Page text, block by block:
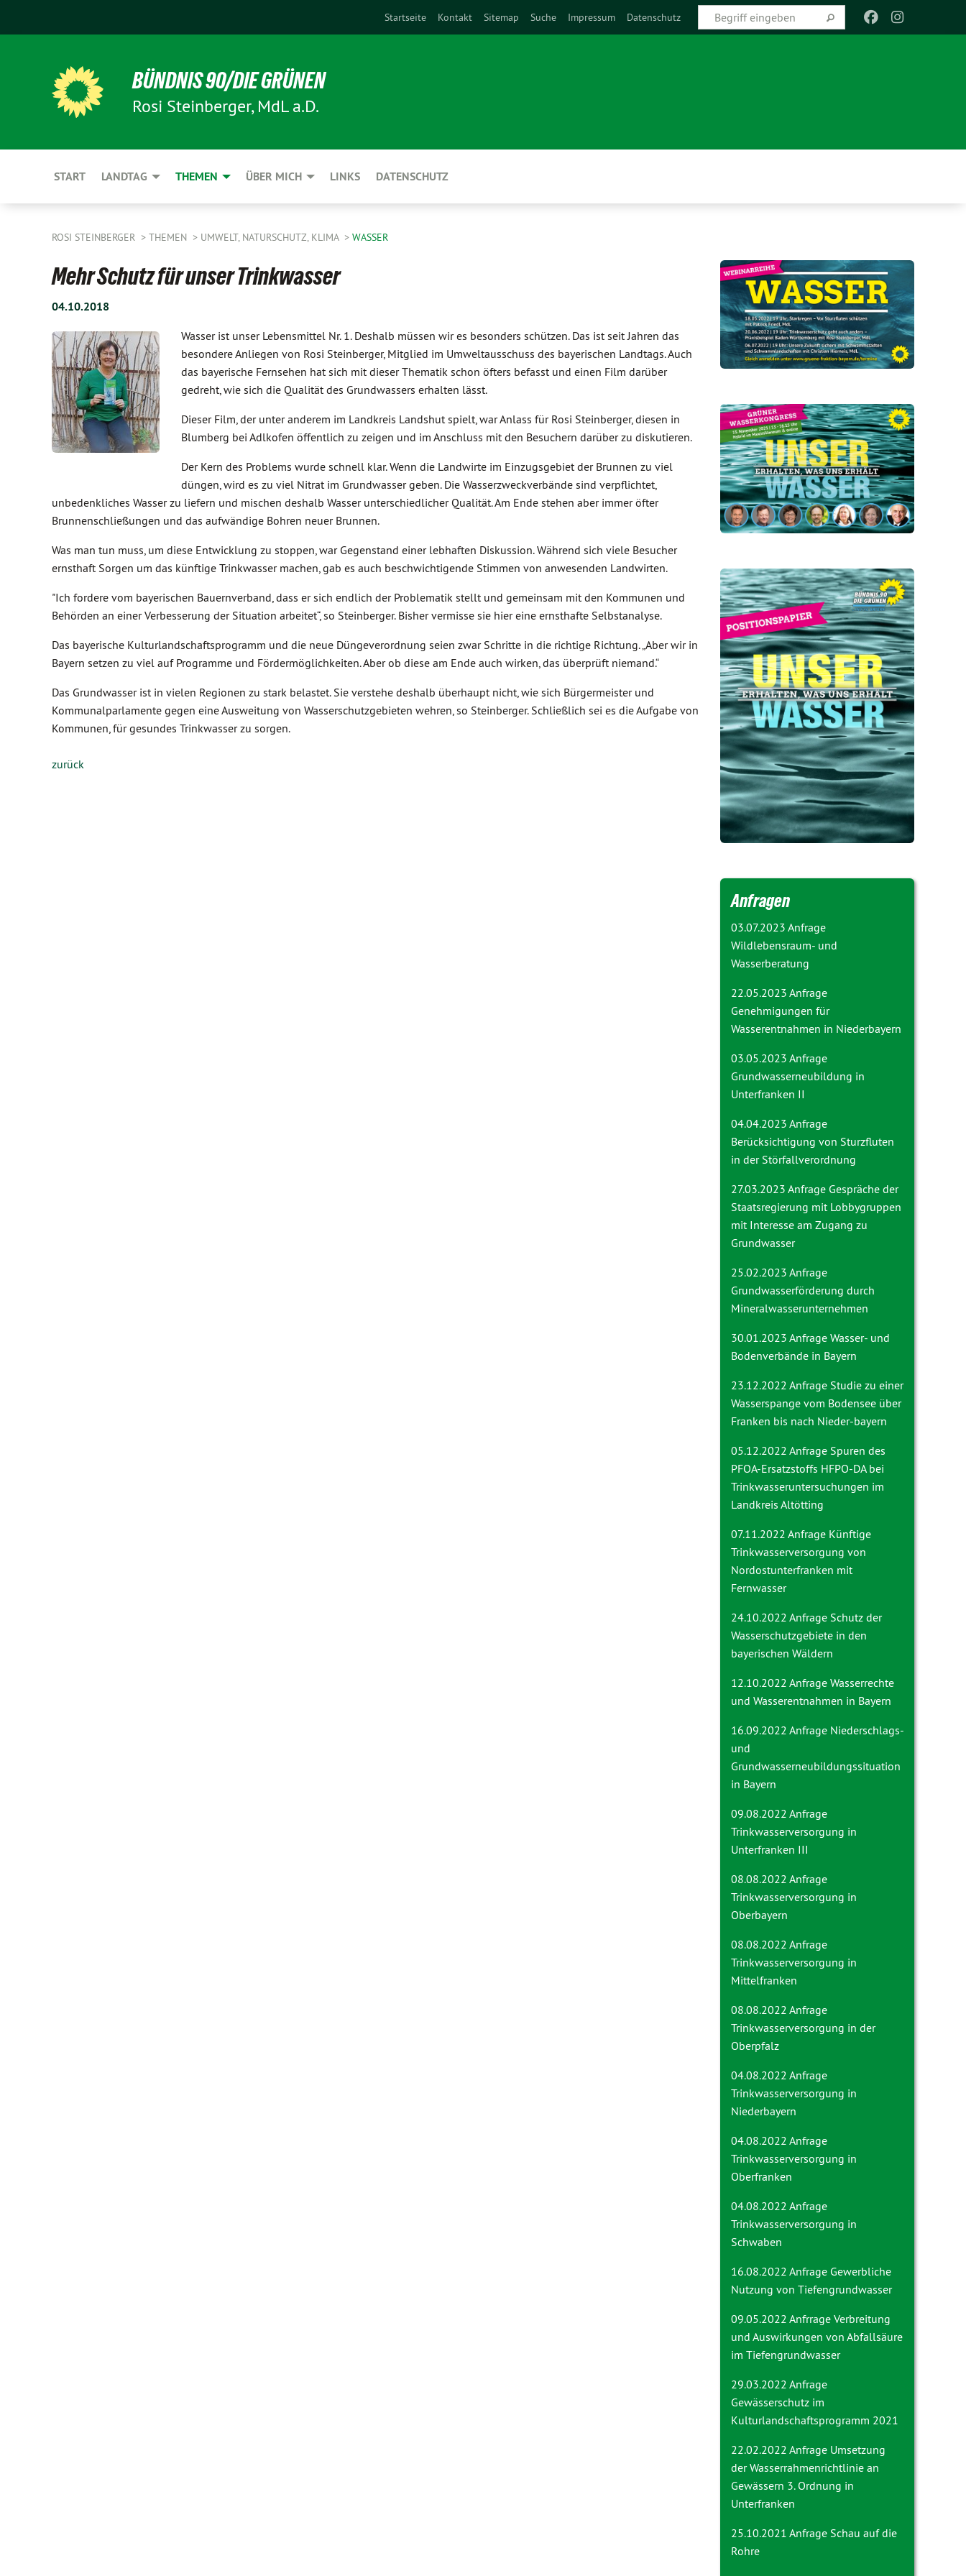
Startseite Kontakt Sitemap Suche Impressum Datenschutz
BÜNDNIS 90/DIE GRÜNEN
Rosi Steinberger, MdL a.D.
START LANDTAG THEMEN ÜBER MICH LINKS DATENSCHUTZ
ROSI STEINBERGER THEMEN UMWELT, NATURSCHUTZ, KLIMA WASSER
Mehr Schutz für unser Trinkwasser
04.10.2018
Wasser ist unser Lebensmittel Nr. 1. Deshalb müssen wir es besonders schützen. Das ist seit Jahren das
besondere Anliegen von Rosi Steinberger, Mitglied im Umweltausschuss des bayerischen Landtags. Auch
das bayerische Fernsehen hat sich mit dieser Thematik schon öfters befasst und einen Film darüber
gedreht, wie sich die Qualität des Grundwassers erhalten lässt.
Dieser Film, der unter anderem im Landkreis Landshut spielt, war Anlass für Rosi Steinberger, diesen in
Blumberg bei Adlkofen öffentlich zu zeigen und im Anschluss mit den Besuchern darüber zu diskutieren.
Der Kern des Problems wurde schnell klar. Wenn die Landwirte im Einzugsgebiet der Brunnen zu viel
düngen, wird es zu viel Nitrat im Grundwasser geben. Die Wasserzweckverbände sind verpflichtet,
unbedenkliches Wasser zu liefern und mischen deshalb Wasser unterschiedlicher Qualität. Am Ende stehen aber immer öfter
Brunnenschließungen und das aufwändige Bohren neuer Brunnen.
Was man tun muss, um diese Entwicklung zu stoppen, war Gegenstand einer lebhaften Diskussion. Während sich viele Besucher
ernsthaft Sorgen um das künftige Trinkwasser machen, gab es auch beschwichtigende Stimmen von anwesenden Landwirten.
"Ich fordere vom bayerischen Bauernverband, dass er sich endlich der Problematik stellt und gemeinsam mit den Kommunen und
Behörden an einer Verbesserung der Situation arbeitet“, so Steinberger. Bisher vermisse sie hier eine ernsthafte Selbstanalyse.
Das bayerische Kulturlandschaftsprogramm und die neue Düngeverordnung seien zwar Schritte in die richtige Richtung. „Aber wir in
Bayern setzen zu viel auf Programme und Fördermöglichkeiten. Aber ob diese am Ende auch wirken, das überprüft niemand.“
Das Grundwasser ist in vielen Regionen zu stark belastet. Sie verstehe deshalb überhaupt nicht, wie sich Bürgermeister und
Kommunalparlamente gegen eine Ausweitung von Wasserschutzgebieten wehren, so Steinberger. Schließlich sei es die Aufgabe von
Kommunen, für gesundes Trinkwasser zu sorgen.
zurück
Anfragen
03.07.2023 Anfrage
Wildlebensraum- und
Wasserberatung
22.05.2023 Anfrage
Genehmigungen für
Wasserentnahmen in Niederbayern
03.05.2023 Anfrage
Grundwasserneubildung in
Unterfranken II
04.04.2023 Anfrage
Berücksichtigung von Sturzfluten
in der Störfallverordnung
27.03.2023 Anfrage Gespräche der
Staatsregierung mit Lobbygruppen
mit Interesse am Zugang zu
Grundwasser
25.02.2023 Anfrage
Grundwasserförderung durch
Mineralwasserunternehmen
30.01.2023 Anfrage Wasser- und
Bodenverbände in Bayern
23.12.2022 Anfrage Studie zu einer
Wasserspange vom Bodensee über
Franken bis nach Nieder-bayern
05.12.2022 Anfrage Spuren des
PFOA-Ersatzstoffs HFPO-DA bei
Trinkwasseruntersuchungen im
Landkreis Altötting
07.11.2022 Anfrage Künftige
Trinkwasserversorgung von
Nordostunterfranken mit
Fernwasser
24.10.2022 Anfrage Schutz der
Wasserschutzgebiete in den
bayerischen Wäldern
12.10.2022 Anfrage Wasserrechte
und Wasserentnahmen in Bayern
16.09.2022 Anfrage Niederschlags-
und
Grundwasserneubildungssituation
in Bayern
09.08.2022 Anfrage
Trinkwasserversorgung in
Unterfranken III
08.08.2022 Anfrage
Trinkwasserversorgung in
Oberbayern
08.08.2022 Anfrage
Trinkwasserversorgung in
Mittelfranken
08.08.2022 Anfrage
Trinkwasserversorgung in der
Oberpfalz
04.08.2022 Anfrage
Trinkwasserversorgung in
Niederbayern
04.08.2022 Anfrage
Trinkwasserversorgung in
Oberfranken
04.08.2022 Anfrage
Trinkwasserversorgung in
Schwaben
16.08.2022 Anfrage Gewerbliche
Nutzung von Tiefengrundwasser
09.05.2022 Anfrrage Verbreitung
und Auswirkungen von Abfallsäure
im Tiefengrundwasser
29.03.2022 Anfrage
Gewässerschutz im
Kulturlandschaftsprogramm 2021
22.02.2022 Anfrage Umsetzung
der Wasserrahmenrichtlinie an
Gewässern 3. Ordnung in
Unterfranken
25.10.2021 Anfrage Schau auf die
Rohre